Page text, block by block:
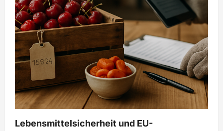
Lebensmittelsicherheit und EU-